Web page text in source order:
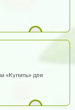
«Купить» для